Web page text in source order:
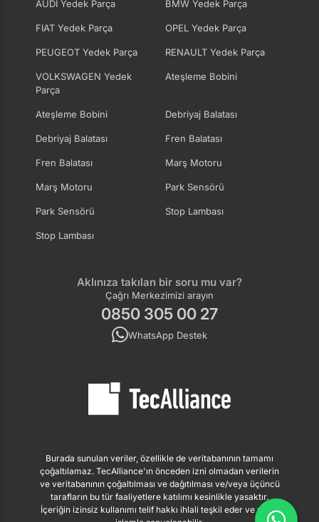
AUDI Yedek Parça BMW Yedek Parça
FIAT Yedek Parça OPEL Yedek Parça
PEUGEOT Yedek Parça RENAULT Yedek Parça
VOLKSWAGEN Yedek
Parça
Ateşleme Bobini
Ateşleme Bobini Debriyaj Balatası
Debriyaj Balatası Fren Balatası
Fren Balatası Marş Motoru
Marş Motoru Park Sensörü
Park Sensörü Stop Lambası
Stop Lambası
Aklınıza takılan bir soru mu var?
Çağrı Merkezimizi arayın
0850 305 00 27
WhatsApp Destek
Burada sunulan veriler, özellikle de veritabanının tamamı
çoğaltılamaz. TecAlliance'ın önceden izni olmadan verilerin
ve veritabanının çoğaltılması ve dağıtılması ve/veya üçüncü
tarafların bu tür faaliyetlere katılımı kesinlikle yasaktır.
İçeriğin izinsiz kullanımı telif hakkı ihlali teşkil eder ve yasal